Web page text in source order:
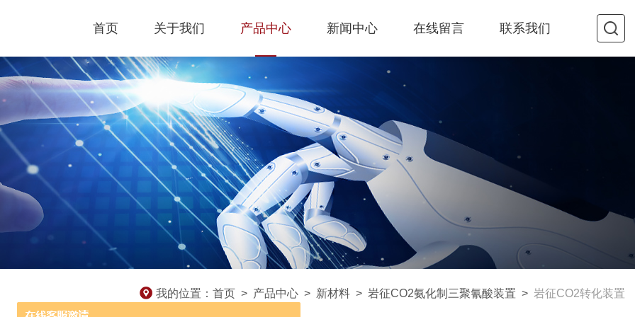
首页 关于我们 产品中心 新闻中心 在线留言 联系我们
我的位置： 首页 > 产品中心 > 新材料 > 岩征CO2氨化制三聚氰酸装置 > 岩征CO2转化装置